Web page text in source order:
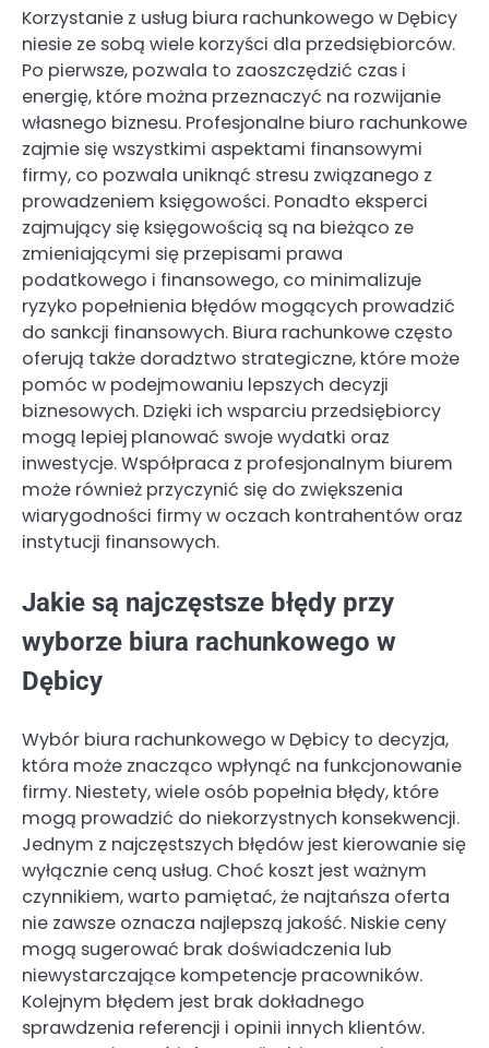
Korzystanie z usług biura rachunkowego w Dębicy
niesie ze sobą wiele korzyści dla przedsiębiorców.
Po pierwsze, pozwala to zaoszczędzić czas i
energię, które można przeznaczyć na rozwijanie
własnego biznesu. Profesjonalne biuro rachunkowe
zajmie się wszystkimi aspektami finansowymi
firmy, co pozwala uniknąć stresu związanego z
prowadzeniem księgowości. Ponadto eksperci
zajmujący się księgowością są na bieżąco ze
zmieniającymi się przepisami prawa
podatkowego i finansowego, co minimalizuje
ryzyko popełnienia błędów mogących prowadzić
do sankcji finansowych. Biura rachunkowe często
oferują także doradztwo strategiczne, które może
pomóc w podejmowaniu lepszych decyzji
biznesowych. Dzięki ich wsparciu przedsiębiorcy
mogą lepiej planować swoje wydatki oraz
inwestycje. Współpraca z profesjonalnym biurem
może również przyczynić się do zwiększenia
wiarygodności firmy w oczach kontrahentów oraz
instytucji finansowych.
Jakie są najczęstsze błędy przy
wyborze biura rachunkowego w
Dębicy
Wybór biura rachunkowego w Dębicy to decyzja,
która może znacząco wpłynąć na funkcjonowanie
firmy. Niestety, wiele osób popełnia błędy, które
mogą prowadzić do niekorzystnych konsekwencji.
Jednym z najczęstszych błędów jest kierowanie się
wyłącznie ceną usług. Choć koszt jest ważnym
czynnikiem, warto pamiętać, że najtańsza oferta
nie zawsze oznacza najlepszą jakość. Niskie ceny
mogą sugerować brak doświadczenia lub
niewystarczające kompetencje pracowników.
Kolejnym błędem jest brak dokładnego
sprawdzenia referencji i opinii innych klientów.